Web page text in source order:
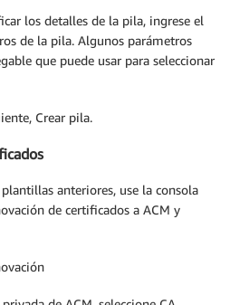
los detalles de la pila, ingrese el
de la pila. Algunos parámetros
que puede usar para seleccionar
Crear pila.
anteriores, use la consola
de certificados a ACM y